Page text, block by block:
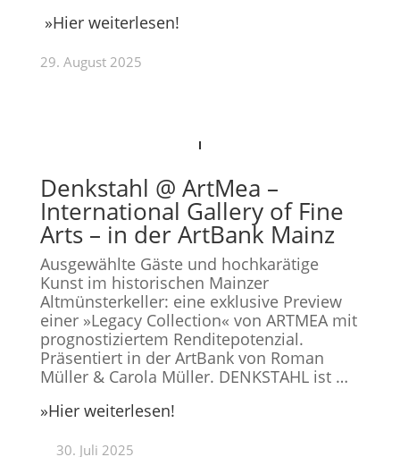
»Hier weiterlesen!
29. August 2025
Denkstahl @ ArtMea –
International Gallery of Fine
Arts – in der ArtBank Mainz
Ausgewählte Gäste und hochkarätige
Kunst im historischen Mainzer
Altmünsterkeller: eine exklusive Preview
einer »Legacy Collection« von ARTMEA mit
prognostiziertem Renditepotenzial.
Präsentiert in der ArtBank von Roman
Müller & Carola Müller. DENKSTAHL ist …
»Hier weiterlesen!
30. Juli 2025